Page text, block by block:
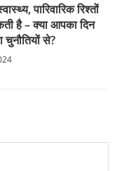
पारिवारिक रिश्तों
है – क्या आपका दिन
चुनौतियों से?